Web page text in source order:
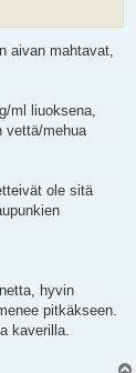
aivan mahtavat,
ml liuoksena,
vettä/mehua
ole sitä
hyvin
pitkäkseen.
kaverilla.